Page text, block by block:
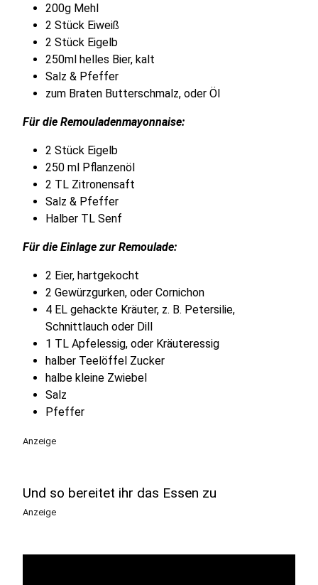
200g Mehl
2 Stück Eiweiß
2 Stück Eigelb
250ml helles Bier, kalt
Salz & Pfeffer
zum Braten Butterschmalz, oder Öl
Für die Remouladenmayonnaise:
2 Stück Eigelb
250 ml Pflanzenöl
2 TL Zitronensaft
Salz & Pfeffer
Halber TL Senf
Für die Einlage zur Remoulade:
2 Eier, hartgekocht
2 Gewürzgurken, oder Cornichon
4 EL gehackte Kräuter, z. B. Petersilie,
Schnittlauch oder Dill
1 TL Apfelessig, oder Kräuteressig
halber Teelöffel Zucker
halbe kleine Zwiebel
Salz
Pfeffer
Anzeige
Und so bereitet ihr das Essen zu
Anzeige